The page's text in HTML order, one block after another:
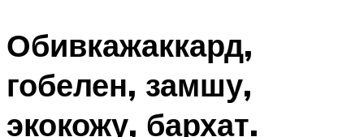
Обивкажаккард,
гобелен, замшу,
экокожу, бархат.